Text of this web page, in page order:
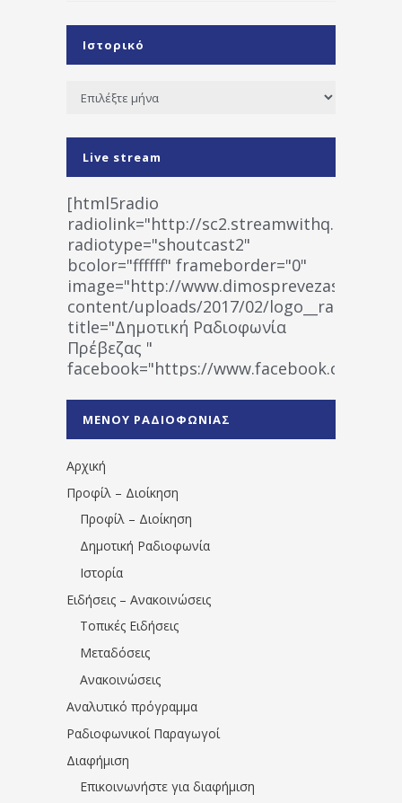
Ιστορικό
Ιστορικό
Live stream
[html5radio
radiolink="http://
radiotype="shoutcast2"
bcolor="ffffff" frameborder="0"
image="http://www.dimosprevezas.gr/wp-
content/uploads/2017/02/
title="Δημοτική Ραδιοφωνία
Πρέβεζας "
facebook="https://www.facebook.com/
1531194763766854/" artist="" ]
ΜΕΝΟΥ ΡΑΔΙΟΦΩΝΙΑΣ
Αρχική
Προφίλ – Διοίκηση
Προφίλ – Διοίκηση
Δημοτική Ραδιοφωνία
Ιστορία
Ειδήσεις – Ανακοινώσεις
Τοπικές Ειδήσεις
Μεταδόσεις
Ανακοινώσεις
Αναλυτικό πρόγραμμα
Ραδιοφωνικοί Παραγωγοί
Διαφήμιση
Επικοινωνήστε για διαφήμιση